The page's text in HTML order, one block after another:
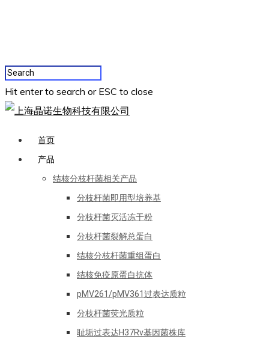
Hit enter to search or ESC to close
首页
产品
结核分枝杆菌相关产品
分枝杆菌即用型培养基
分枝杆菌灭活冻干粉
分枝杆菌裂解总蛋白
结核分枝杆菌重组蛋白
结核免疫原蛋白抗体
pMV261/pMV361过表达质粒
分枝杆菌荧光质粒
耻垢过表达H37Rv基因菌株库